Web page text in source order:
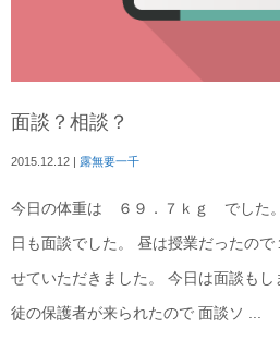
面談？相談？
2015.12.12 | 露無要一千
今日の体重は ６９．７ｋｇ でした
日も面談でした。 昼は授業だったの
せていただきました。 今日は面談も
徒の保護者が来られたので 面談ソ ...